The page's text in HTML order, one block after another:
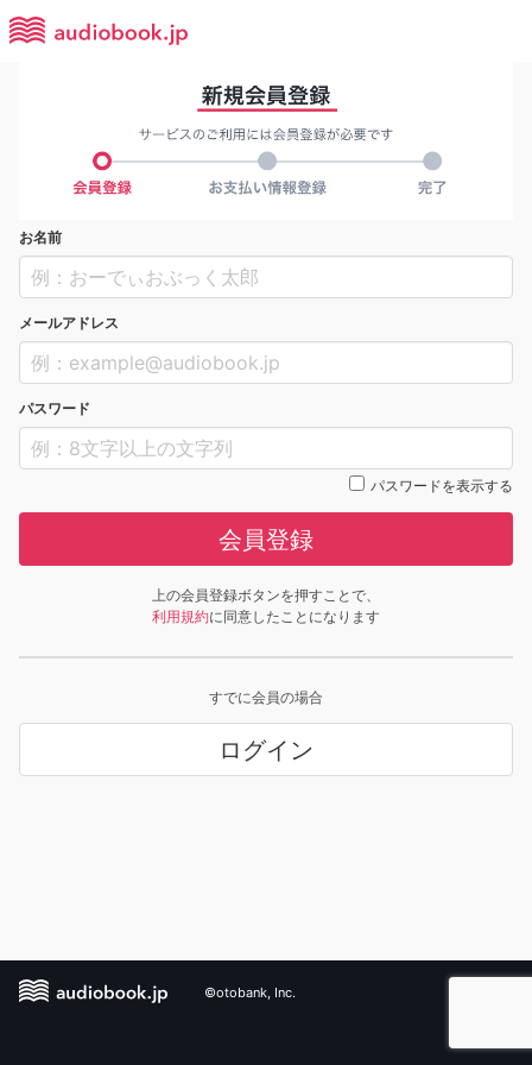
お名前
メールアドレス
パスワード
パスワードを表示する
会員登録
上の会員登録ボタンを押すことで、
利用規約に同意したことになります
すでに会員の場合
ログイン
©otobank, Inc.